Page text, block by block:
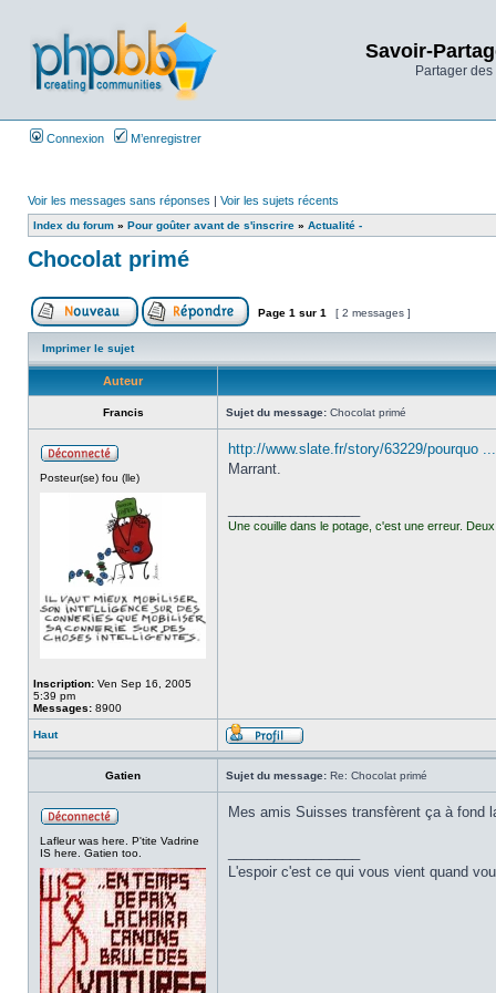
Savoir-
Partager
Connexion M’enregistrer
Voir les messages sans réponses | Voir les sujets récents
Index du forum » Pour goûter avant de s'inscrire » Actualité -
Chocolat primé
Page 1 sur 1 [ 2 messages ]
Imprimer le sujet
Auteur
Francis Sujet du message: Chocolat primé
Posteur(se) fou (lle)
Inscription: Ven Sep 16, 2005
5:39 pm
Messages: 8900
http://www.slate.fr/story/63229/pourquo
Marrant.
Une couille dans le potage, c'est une erreur.
Haut
Gatien Sujet du message: Re: Chocolat primé
Lafleur was here. P'tite Vadrine
IS here. Gatien too.
Mes amis Suisses transfèrent ça à fond
L'espoir c'est ce qui vous vient quand